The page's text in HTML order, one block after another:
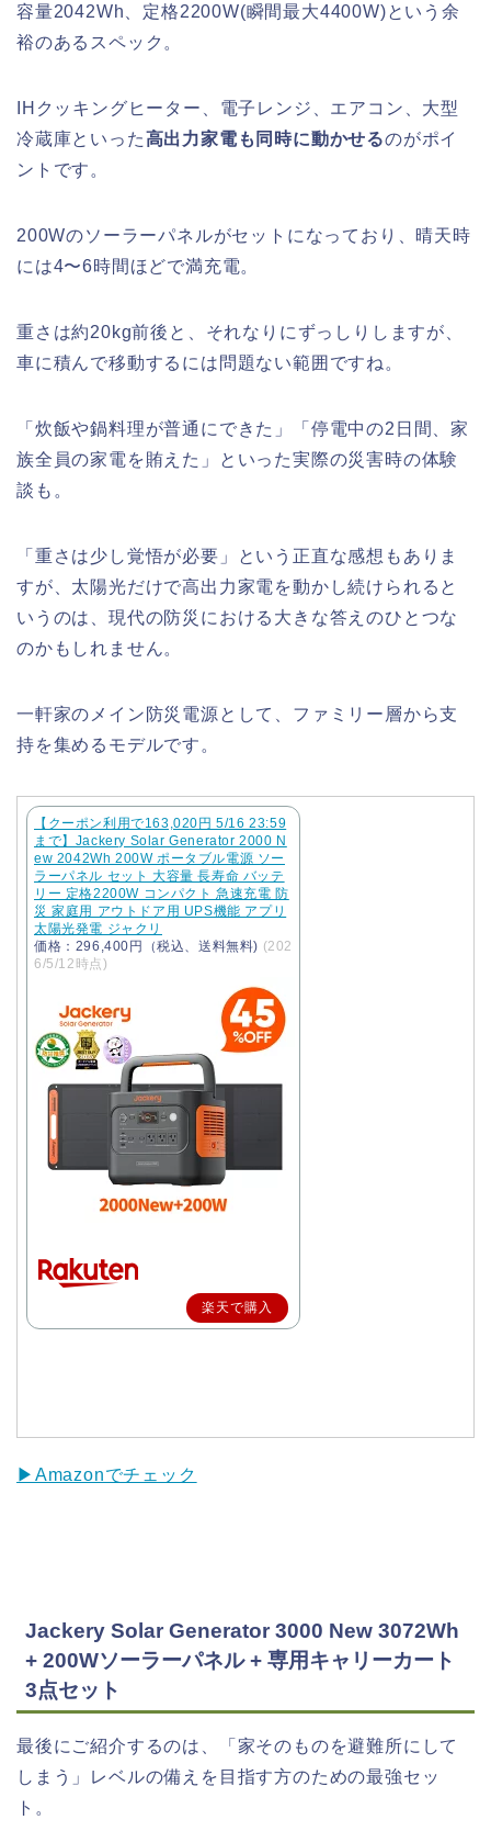
容量2042Wh、定格2200W(瞬間最大4400W)という余
裕のあるスペック。
IHクッキングヒーター、電子レンジ、エアコン、大型
冷蔵庫といった高出力家電も同時に動かせるのがポイ
ントです。
200Wのソーラーパネルがセットになっており、晴天時
には4〜6時間ほどで満充電。
重さは約20kg前後と、それなりにずっしりしますが、
車に積んで移動するには問題ない範囲ですね。
「炊飯や鍋料理が普通にできた」「停電中の2日間、家
族全員の家電を賄えた」といった実際の災害時の体験
談も。
「重さは少し覚悟が必要」という正直な感想もありま
すが、太陽光だけで高出力家電を動かし続けられると
いうのは、現代の防災における大きな答えのひとつな
のかもしれません。
一軒家のメイン防災電源として、ファミリー層から支
持を集めるモデルです。
【クーポン利用で163,020円 5/16 23:59
まで】Jackery Solar Generator 2000 N
ew 2042Wh 200W ポータブル電源 ソー
ラーパネル セット 大容量 長寿命 バッテ
リー 定格2200W コンパクト 急速充電 防
災 家庭用 アウトドア用 UPS機能 アプリ
太陽光発電 ジャクリ
価格：296,400円（税込、送料無料) (202
6/5/12時点)
楽天で購入
▶Amazonでチェック
Jackery Solar Generator 3000 New 3072Wh
+ 200Wソーラーパネル + 専用キャリーカート
3点セット
最後にご紹介するのは、「家そのものを避難所にして
しまう」レベルの備えを目指す方のための最強セッ
ト。